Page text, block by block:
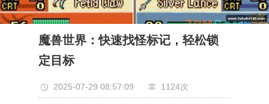
魔兽世界：快速找怪标记，轻松锁
定目标
2025-07-29 08:57:09 1124次